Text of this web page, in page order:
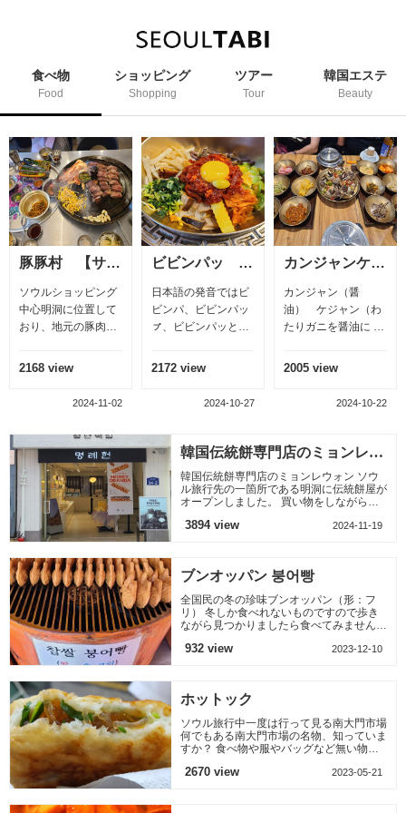
食べ物
Food
ショッピング
Shopping
ツアー
Tour
韓国エステ
Beauty
豚豚村 【サムギョプサル】 （三枚肉）
ング
して
肉専
洞世
ビビンパッ 비빔밥
日本語の発音ではビ
ビンパ、ビビンパッ
ㇷ゚、ビビンパッとい
は ビビン（混ぜる意
ジン
2172 view
2024-10-27
カンジャンケジャン 간장게장
カンジャン（醤
油） ケジャン（わ
たりガニを醤油に 漬
油にワタリガニを漬
的な味
2005 view
2024-10-22
豚足。ゾッ
豚足（とんそ
は、豚の足 韓
ゾッバルとい
1362 view
韓国伝統餅専門店のミョンレウ
ォン
韓国伝統餅専門店のミョンレウォン ソウ
ル旅行先の一箇所である明洞に伝統餅屋が
オープンしました。 買い物をしながら小
め。 味と栄養を考え
3894 view 2024-11-19
ブンオッパン 붕어빵
全国民の冬の珍味ブンオッパン（形：フ
リ） 冬しか食べれないものですので歩き
ながら見つかりましたら食べてみませんか
ルの思い出を感じてみ
932 view 2023-12-10
ホットック
ソウル旅行中一度は行って見る南大門市場
何でもある南大門市場の名物、知っていま
すか？ 食べ物や服やバッグなど無い物が
す ホットックで聞
2670 view 2023-05-21